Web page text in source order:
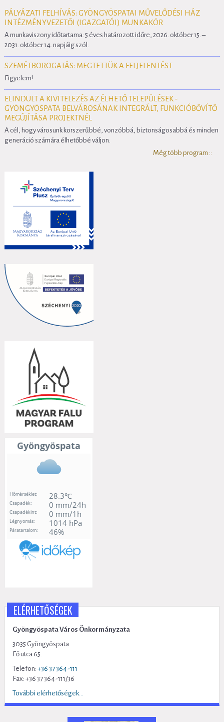
PÁLYÁZATI FELHÍVÁS: GYÖNGYÖSPATAI MŰVELŐDÉSI HÁZ
INTÉZMÉNYVEZETŐI (IGAZGATÓI) MUNKAKÖR
A munkaviszony időtartama: 5 éves határozott időre, 2026. október 15. –
2031. október 14. napjáig szól.
SZEMÉTBOROGATÁS: MEGTETTÜK A FELJELENTÉST
Figyelem!
ELINDULT A KIVITELEZÉS AZ ÉLHETŐ TELEPÜLÉSEK -
GYÖNGYÖSPATA BELVÁROSÁNAK INTEGRÁLT, FUNKCIÓBŐVÍTŐ
MEGÚJÍTÁSA PROJEKTNÉL
A cél, hogy városunk korszerűbbé, vonzóbbá, biztonságosabbá és minden
generáció számára élhetőbbé váljon.
Még több program ::
ELÉRHETŐSÉGEK
Gyöngyöspata Város Önkormányzata
3035 Gyöngyöspata
Fő utca 65.
Telefon: +36 37 364-111
Fax: +36 37 364-111/36
További elérhetőségek...